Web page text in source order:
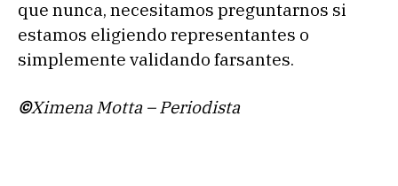
que nunca, necesitamos preguntarnos si
estamos eligiendo representantes o
simplemente validando farsantes.
©Ximena Motta – Periodista